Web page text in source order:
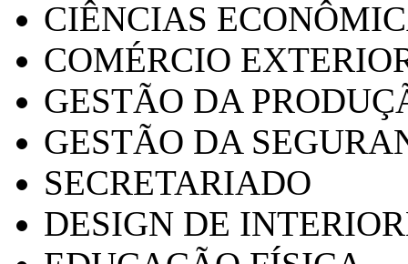
CIÊNCIAS
COMÉRCIO
GESTÃO DA
GESTÃO DA
SECRETARIADO
DESIGN DE